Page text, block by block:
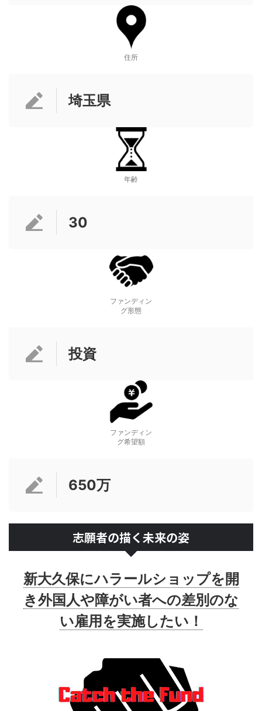
住所
埼玉県
年齢
30
ファンディン
グ形態
投資
ファンディン
グ希望額
650万
志願者の描く未来の姿
新大久保にハラールショップを開
き外国人や障がい者への差別のな
い雇用を実施したい！